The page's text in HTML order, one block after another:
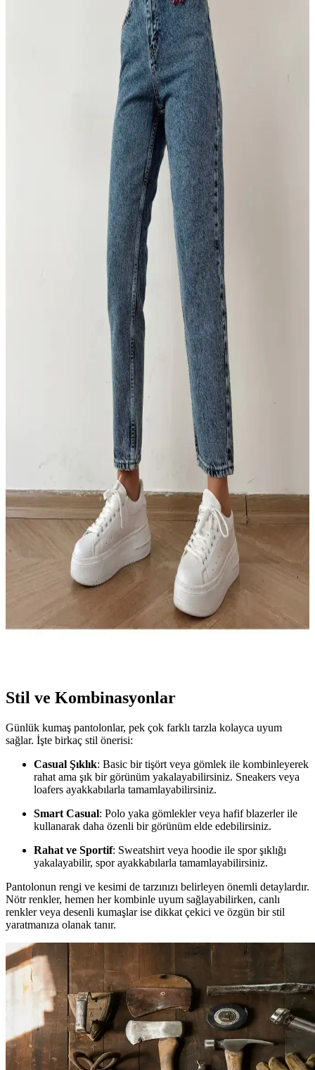
Lee Daren Regular Straight Fit pantolon, yüksek kaliteli kumaşı ve
şık tasarımıyla günlük kullanım için ideal, esnek ve rahat erkek
pantolonu. Detaylar ve kullanıcı yorumlarıyla öne çıkan özellikler
NO61 MAN Baggy Asit Yıkama Taşlamalı Kot
Pantolon: Günlük ve genç tarzlar için rahat ve şık
NO61 MAN baggy asit yıkama taşlamalı kot pantolon, genç ve
dinamik kullanıcılar için rahat ve şık bir denim seçeneği. Eski
efektler ve geniş kesimle modern tarz sunar.
Günlük Kumaş Pantolonlar: Rahatlık ve Şıklığın
Modern Buluşması
Modern erkekler için günlük kumaş pantolonlar, rahatlık ve şıklığı
bir arada sunar. Kumaş çeşitleri, stil önerileri ve bakım ipuçlarıyla
DRC Trend Victoria Mavi Kadın Pantolonları
Modern Şıklık ve Rahatlık Sunar
Yüksek bel ve geniş paça tasarımıyla şıklık ve rahatlığı bir arada
sunan Victoria modeli kadın pantolonları, dayanıklı denim kumaşı
ve esnek yapısıyla günlük ve şık kombinler için ideal.
Trn JNS Lena ve Texas Pantolonları
Karşılaştırması: Özellikler ve Kullanıcı Yorumları
İki farklı Trn JNS pantolonunun özellikleri, kullanıcı yorumları ve
stil önerileriyle detaylı karşılaştırması, size en uygun rahat ve şık
pantolonu seçmenize yardımcı olur.
Geenz Ngbutika ve Ltb Tanya Skinny Pantolon
Karşılaştırması: Stil ve Konfor Analizi
Bu makale, Geenz Ngbutika yüksek bel skinny jean ve Ltb Tanya
düz skinny pantolonun özelliklerini, kullanıcı yorumlarını ve
kullanım alanlarını karşılaştırarak stil ve konfor açısından detaylı
bilgi sunar.
JILLY Dilber Indigo Mom Jean: Rahat ve Şık
Günlük Kullanım İçin Modern Pantolon
Canlı turuncu renk ve modern tasarımıyla dikkat çeken JILLY
Stil ve Kombinasyonlar
Günlük kumaş pantolonlar, pek çok farklı tarzla kolayca uyum
sağlar. İşte birkaç stil önerisi:
Casual Şıklık: Basic bir tişört veya gömlek ile kombinleyerek
rahat ama şık bir görünüm yakalayabilirsiniz. Sneakers veya
loafers ayakkabılarla tamamlayabilirsiniz.
Smart Casual: Polo yaka gömlekler veya hafif blazerler ile
kullanarak daha özenli bir görünüm elde edebilirsiniz.
Rahat ve Sportif: Sweatshirt veya hoodie ile spor şıklığı
yakalayabilir, spor ayakkabılarla tamamlayabilirsiniz.
Pantolonun rengi ve kesimi de tarzınızı belirleyen önemli detaylardır.
Nötr renkler, hemen her kombinle uyum sağlayabilirken, canlı
renkler veya desenli kumaşlar ise dikkat çekici ve özgün bir stil
yaratmanıza olanak tanır.